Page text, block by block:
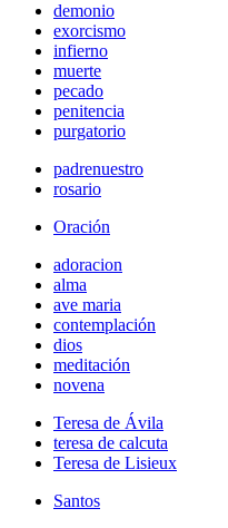
demonio
exorcismo
infierno
muerte
pecado
penitencia
purgatorio
padrenuestro
rosario
Oración
adoracion
alma
ave maria
contemplación
dios
meditación
novena
Teresa de Ávila
teresa de calcuta
Teresa de Lisieux
Santos